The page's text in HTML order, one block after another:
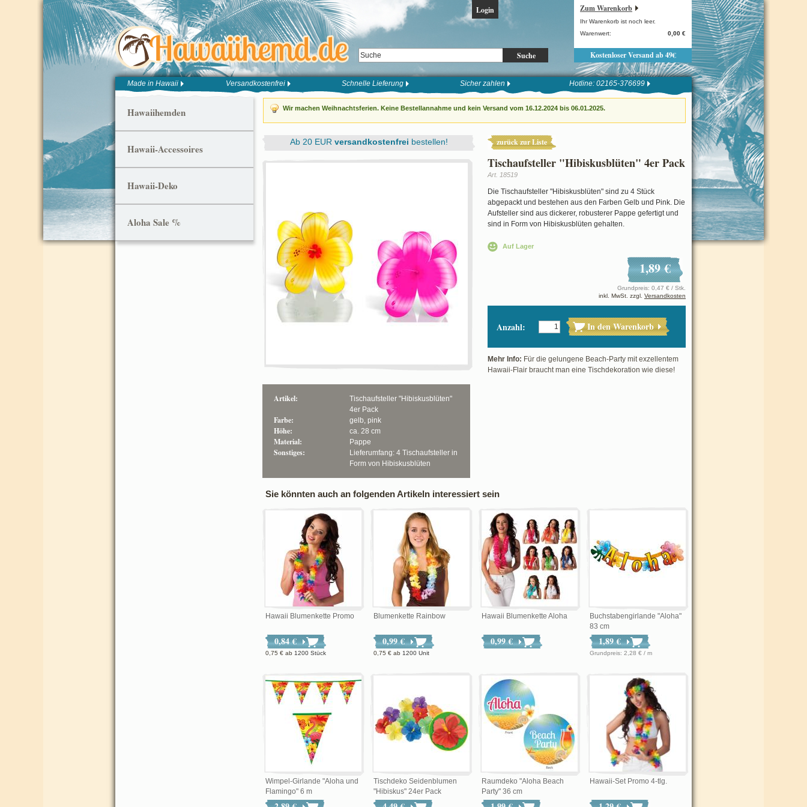
Suche
Login Zum Warenkorb
Ihr Warenkorb ist noch leer.
Warenwert:
0,00 €
Kostenloser Versand ab 49€
Made in Hawaii Versandkostenfrei Schnelle Lieferung Sicher zahlen Hotline: 02165-376699
Wir machen Weihnachtsferien. Keine Bestellannahme und kein Versand vom 16.12.2024 bis 06.01.2025.
zurück zur Liste
Tischaufsteller "Hibiskusblüten" 4er Pack
Art. 18519
Die Tischaufsteller "Hibiskusblüten" sind zu 4 Stück
abgepackt und bestehen aus den Farben Gelb und Pink. Die
Aufsteller sind aus dickerer, robusterer Pappe gefertigt und
sind in Form von Hibiskusblüten gehalten.
Auf Lager
1,89 €
Grundpreis: 0,47 € / Stk.
inkl. MwSt. zzgl. Versandkosten
Anzahl: In den Warenkorb
Mehr Info: Für die gelungene Beach-Party mit exzellentem
Hawaii-Flair braucht man eine Tischdekoration wie diese!
Ab 20 EUR versandkostenfrei bestellen!
Artikel:
Tischaufsteller "Hibiskusblüten"
4er Pack
Farbe: gelb, pink
Höhe: ca. 28 cm
Material: Pappe
Sonstiges:
Lieferumfang: 4 Tischaufsteller in
Form von Hibiskusblüten
Sie könnten auch an folgenden Artikeln interessiert sein
Hawaii Blumenkette Promo
0,84 €
0,75 € ab 1200 Stück
Blumenkette Rainbow
0,99 €
0,75 € ab 1200 Unit
Hawaii Blumenkette Aloha
0,99 €
Buchstabengirlande "Aloha"
83 cm
1,89 €
Grundpreis: 2,28 € / m
Wimpel-Girlande "Aloha und
Flamingo" 6 m
Tischdeko Seidenblumen
"Hibiskus" 24er Pack
Raumdeko "Aloha Beach
Party" 36 cm
Hawaii-Set Promo 4-tlg.
Hawaiihemden
Hawaii-Accessoires
Hawaii-Deko
Aloha Sale %